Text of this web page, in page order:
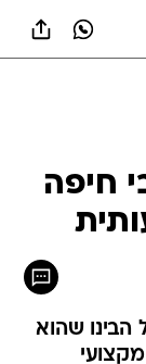
חיפה
שהוא